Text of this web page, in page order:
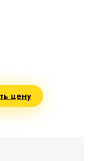
цену